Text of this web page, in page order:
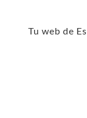
Tu web de